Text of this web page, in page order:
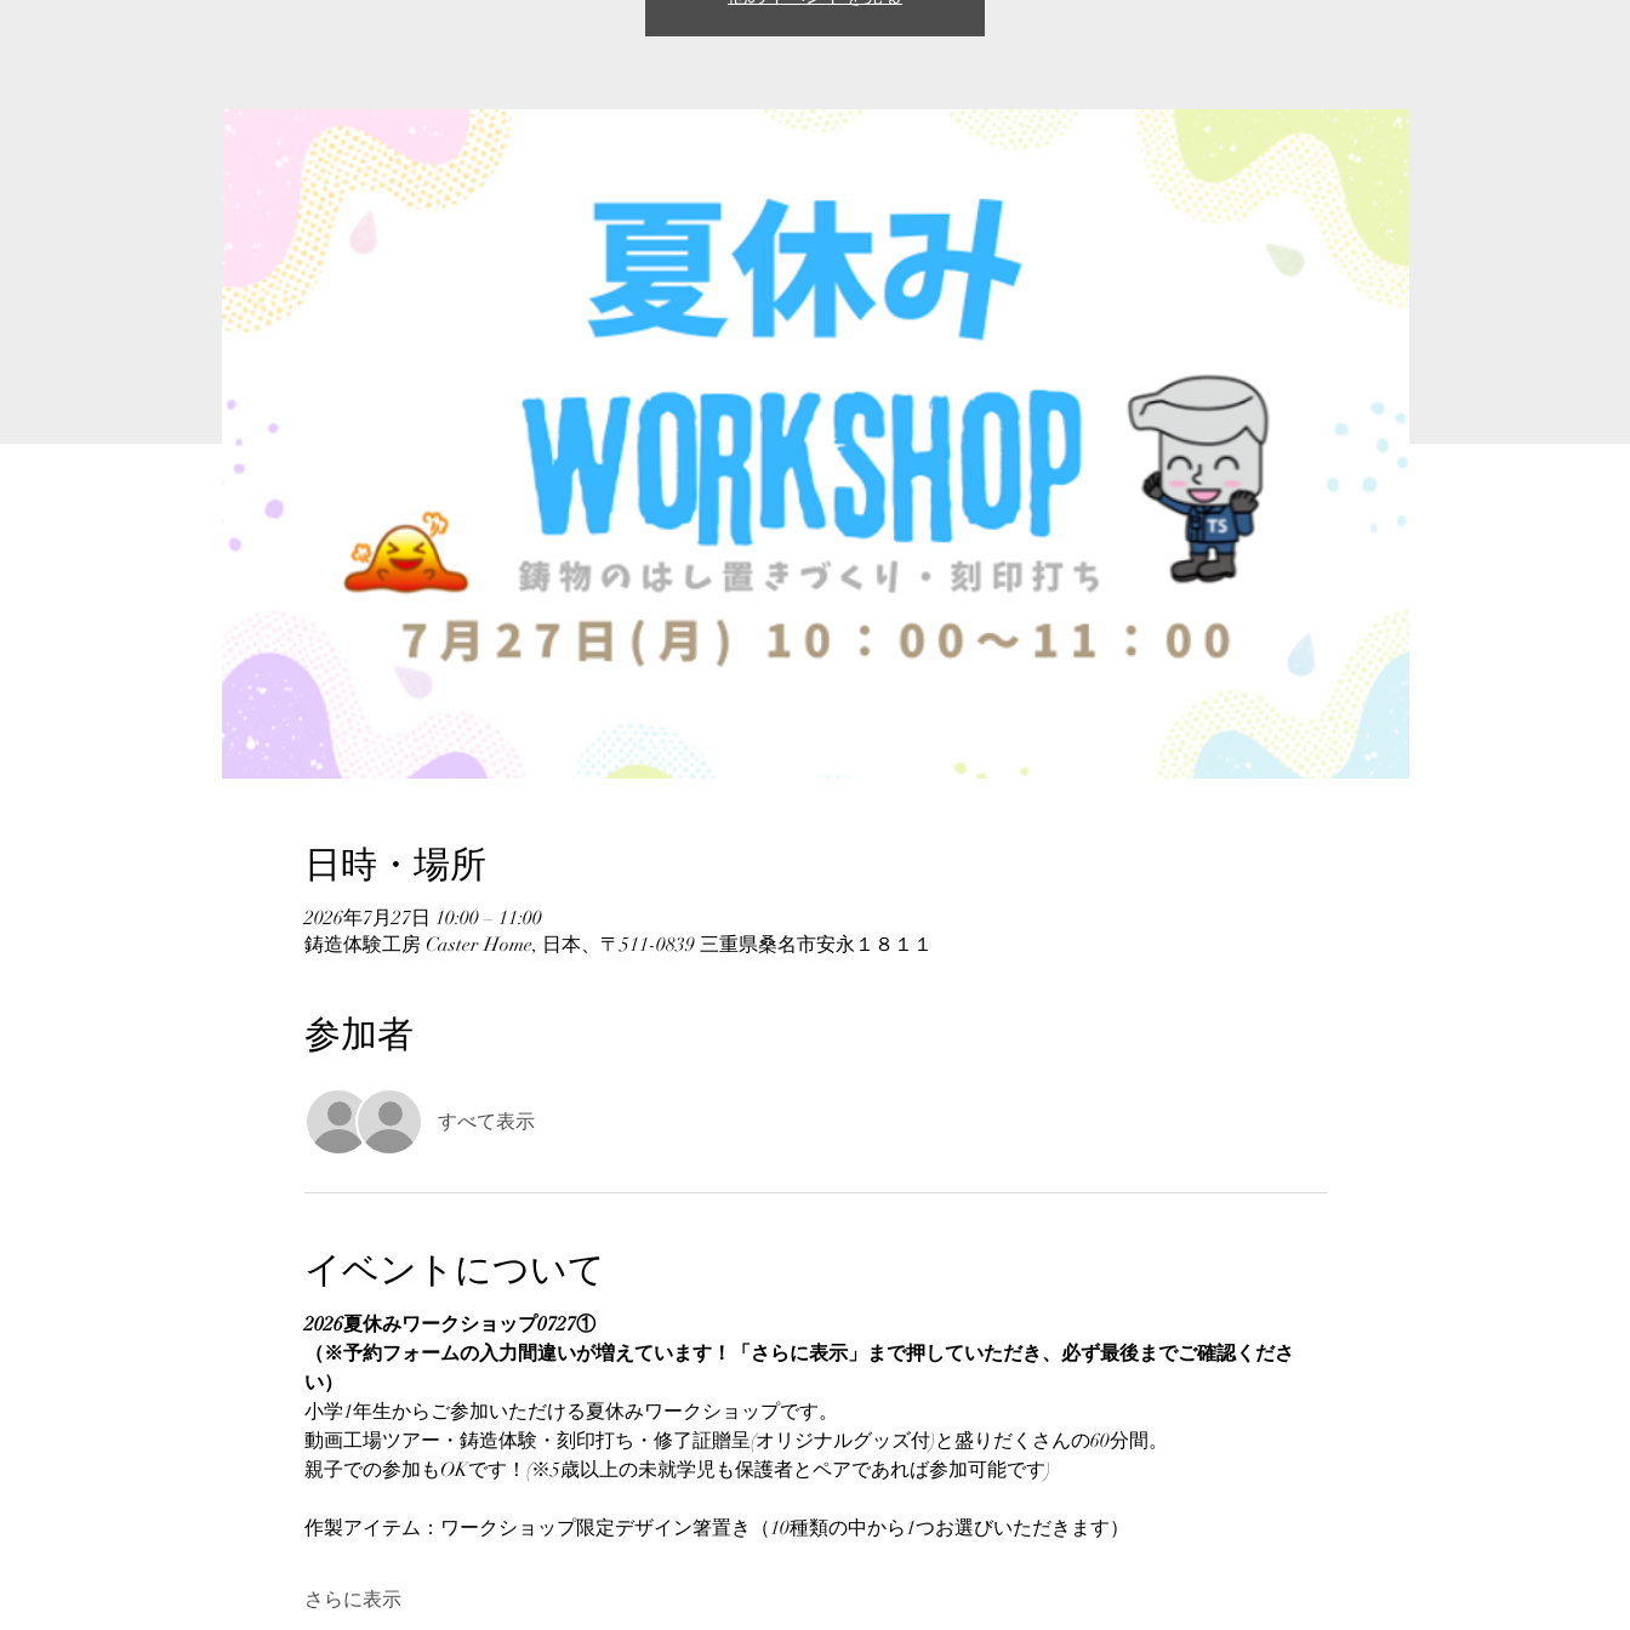
日時・場所
2026年7月27日 10:00 – 11:00
鋳造体験工房 Caster Home, 日本、〒511-0839 三重県桑名市安永１８１１
参加者
すべて表示
イベントについて
2026夏休みワークショップ0727①
（※予約フォームの入力間違いが増えています！「さらに表示」まで押していただき、必ず最後までご確認くださ
い）
小学1年生からご参加いただける夏休みワークショップです。
動画工場ツアー・鋳造体験・刻印打ち・修了証贈呈(オリジナルグッズ付)と盛りだくさんの60分間。
親子での参加もOKです！(※5歳以上の未就学児も保護者とペアであれば参加可能です)
作製アイテム：ワークショップ限定デザイン箸置き（10種類の中から1つお選びいただきます）
さらに表示